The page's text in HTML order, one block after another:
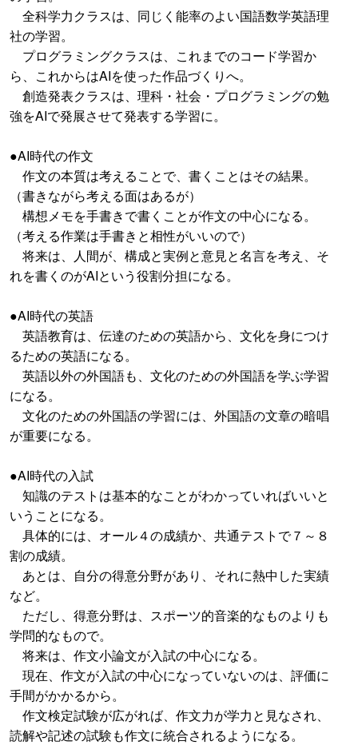
全科学力クラスは、同じく能率のよい国語数学英語理
社の学習。
プログラミングクラスは、これまでのコード学習か
ら、これからはAIを使った作品づくりへ。
創造発表クラスは、理科・社会・プログラミングの勉
強をAIで発展させて発表する学習に。
●AI時代の作文
作文の本質は考えることで、書くことはその結果。
（書きながら考える面はあるが）
構想メモを手書きで書くことが作文の中心になる。
（考える作業は手書きと相性がいいので）
将来は、人間が、構成と実例と意見と名言を考え、そ
れを書くのがAIという役割分担になる。
●AI時代の英語
英語教育は、伝達のための英語から、文化を身につけ
るための英語になる。
英語以外の外国語も、文化のための外国語を学ぶ学習
になる。
文化のための外国語の学習には、外国語の文章の暗唱
が重要になる。
●AI時代の入試
知識のテストは基本的なことがわかっていればいいと
いうことになる。
具体的には、オール４の成績か、共通テストで７～８
割の成績。
あとは、自分の得意分野があり、それに熱中した実績
など。
ただし、得意分野は、スポーツ的音楽的なものよりも
学問的なもので。
将来は、作文小論文が入試の中心になる。
現在、作文が入試の中心になっていないのは、評価に
手間がかかるから。
作文検定試験が広がれば、作文力が学力と見なされ、
読解や記述の試験も作文に統合されるようになる。